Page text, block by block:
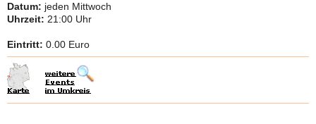
Datum: jeden Mittwoch
Uhrzeit: 21:00 Uhr
Eintritt: 0.00 Euro